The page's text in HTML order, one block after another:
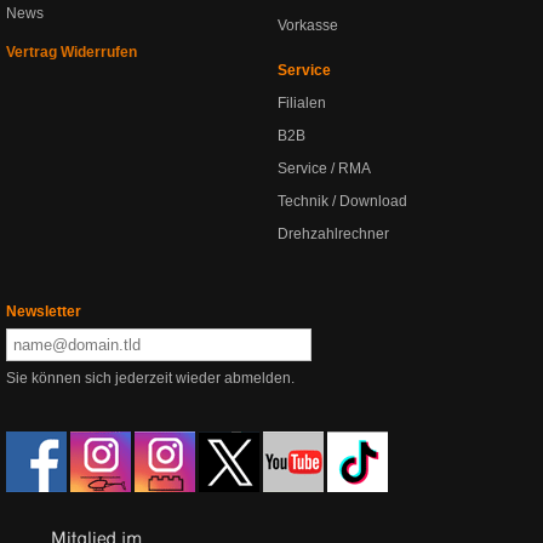
News
Vertrag Widerrufen
Vorkasse
Service
Filialen
B2B
Service / RMA
Technik / Download
Drehzahlrechner
Newsletter
Sie können sich jederzeit wieder abmelden.